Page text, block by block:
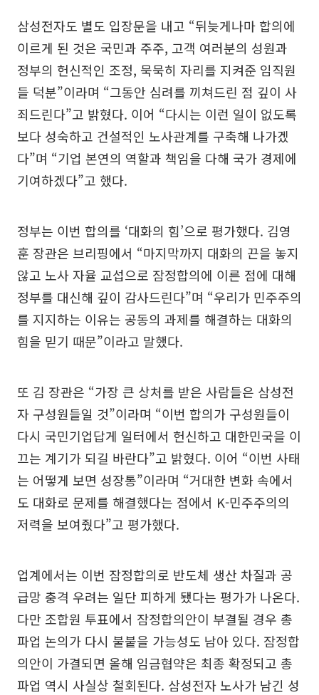
삼성전자도 별도 입장문을 내고 “뒤늦게나마 합의에
이르게 된 것은 국민과 주주, 고객 여러분의 성원과
정부의 헌신적인 조정, 묵묵히 자리를 지켜준 임직원
들 덕분”이라며 “그동안 심려를 끼쳐드린 점 깊이 사
죄드린다”고 밝혔다. 이어 “다시는 이런 일이 없도록
보다 성숙하고 건설적인 노사관계를 구축해 나가겠
다”며 “기업 본연의 역할과 책임을 다해 국가 경제에
기여하겠다”고 했다.
정부는 이번 합의를 ‘대화의 힘’으로 평가했다. 김영
훈 장관은 브리핑에서 “마지막까지 대화의 끈을 놓지
않고 노사 자율 교섭으로 잠정합의에 이른 점에 대해
정부를 대신해 깊이 감사드린다”며 “우리가 민주주의
를 지지하는 이유는 공동의 과제를 해결하는 대화의
힘을 믿기 때문”이라고 말했다.
또 김 장관은 “가장 큰 상처를 받은 사람들은 삼성전
자 구성원들일 것”이라며 “이번 합의가 구성원들이
다시 국민기업답게 일터에서 헌신하고 대한민국을 이
끄는 계기가 되길 바란다”고 밝혔다. 이어 “이번 사태
는 어떻게 보면 성장통”이라며 “거대한 변화 속에서
도 대화로 문제를 해결했다는 점에서 K-민주주의의
저력을 보여줬다”고 평가했다.
업계에서는 이번 잠정합의로 반도체 생산 차질과 공
급망 충격 우려는 일단 피하게 됐다는 평가가 나온다.
다만 조합원 투표에서 잠정합의안이 부결될 경우 총
파업 논의가 다시 불붙을 가능성도 남아 있다. 잠정합
의안이 가결되면 올해 임금협약은 최종 확정되고 총
파업 역시 사실상 철회된다. 삼성전자 노사가 남긴 성